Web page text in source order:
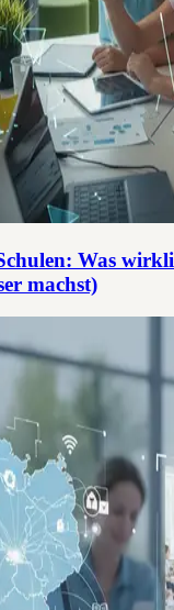
Was
machst)